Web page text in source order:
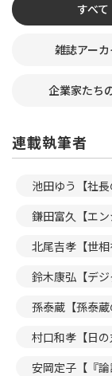
すべて
雑誌アー
企業家たち
連載執筆者
池田ゆう【社長
鎌田富久【エン
北尾吉孝【世相
鈴木康弘【デジ
孫泰蔵【孫泰蔵
村口和孝【日の
安岡定子【『論